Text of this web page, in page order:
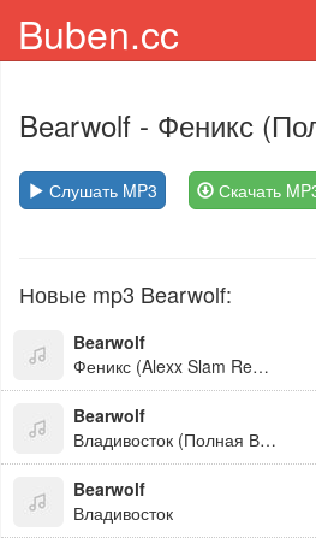
Buben.cc
Bearwolf - Феникс
Слушать MP3 Скачать
Новые mp3 Bearwolf:
Bearwolf
Феникс (Alexx Slam Remix)
Bearwolf
Владивосток (Полная Версия)
Bearwolf
Владивосток